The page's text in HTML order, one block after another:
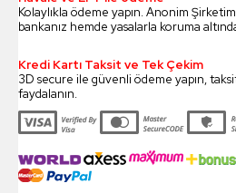
Kolaylıkla ödeme yapın. Anonim
bankanız hemde yasalarla koruma
Kredi Kartı Taksit ve Tek Çekim
3D secure ile güvenli ödeme yapın,
faydalanın.